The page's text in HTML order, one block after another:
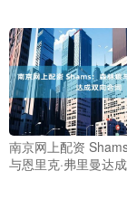
南京网上配资
与恩里克·弗里曼达